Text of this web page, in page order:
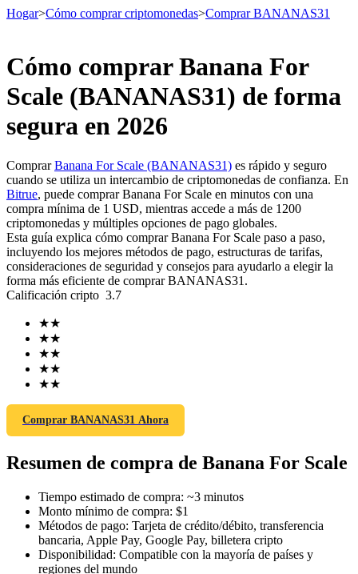
Futuros
Futuros del USDT
Futuros que utilizan USDT como garantía
Futuros de criptomonedas
TradFi
Derivados de acciones, divisas, metales preciosos y materias
primas
Hogar>Cómo comprar criptomonedas>Comprar BANANAS31
Cómo comprar Banana For
Scale (BANANAS31) de forma
segura en 2026
ComprarBanana For Scale (BANANAS31) es rápido y seguro
cuando se utiliza un intercambio de criptomonedas de confianza. En
Bitrue, puede comprar Banana For Scale en minutos con una
compra mínima de 1 USD, mientras accede a más de 1200
criptomonedas y múltiples opciones de pago globales.
Esta guía explica cómo comprar Banana For Scale paso a paso,
incluyendo los mejores métodos de pago, estructuras de tarifas,
consideraciones de seguridad y consejos para ayudarlo a elegir la
forma más eficiente de comprar BANANAS31.
Calificación cripto 3.7
★★
★★
★★
★★
★★
Comprar BANANAS31 Ahora
Resumen de compra de Banana For Scale
Tiempo estimado de compra: ~3 minutos
Monto mínimo de compra: $1
Métodos de pago: Tarjeta de crédito/débito, transferencia
bancaria, Apple Pay, Google Pay, billetera cripto
Disponibilidad: Compatible con la mayoría de países y
regiones del mundo